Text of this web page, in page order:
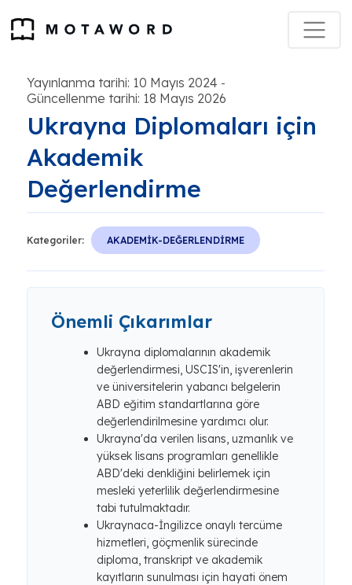
Yayınlanma tarihi: 10 Mayıs 2024 -
Güncellenme tarihi: 18 Mayıs 2026
Ukrayna Diplomaları için
Akademik
Değerlendirme
Kategoriler: AKADEMİK-DEĞERLENDİRME
Önemli Çıkarımlar
Ukrayna diplomalarının akademik
değerlendirmesi, USCIS'in, işverenlerin
ve üniversitelerin yabancı belgelerin
ABD eğitim standartlarına göre
değerlendirilmesine yardımcı olur.
Ukrayna'da verilen lisans, uzmanlık ve
yüksek lisans programları genellikle
ABD'deki denkliğini belirlemek için
mesleki yeterlilik değerlendirmesine
tabi tutulmaktadır.
Ukraynaca-İngilizce onaylı tercüme
hizmetleri, göçmenlik sürecinde
diploma, transkript ve akademik
kayıtların sunulması için hayati önem